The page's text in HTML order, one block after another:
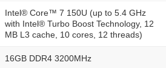
Intel® Core™ 7 150U (up to 5.4 GHz
with Intel® Turbo Boost Technology, 12
MB L3 cache, 10 cores, 12 threads)
16GB DDR4 3200MHz